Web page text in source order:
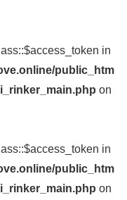
in
public_htm
on
in
public_htm
on